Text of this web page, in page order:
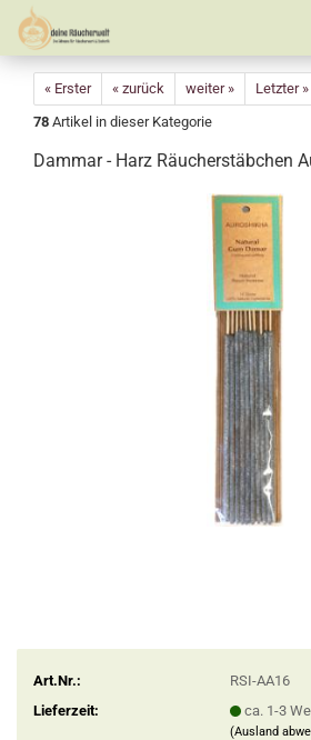
« Erster « zurück weiter »
Letzter »
78 Artikel in dieser Kategorie
Dammar - Harz Räucherstäbchen
Art.Nr.:
RSI-AA16
Lieferzeit:
ca. 1-3
(Ausland